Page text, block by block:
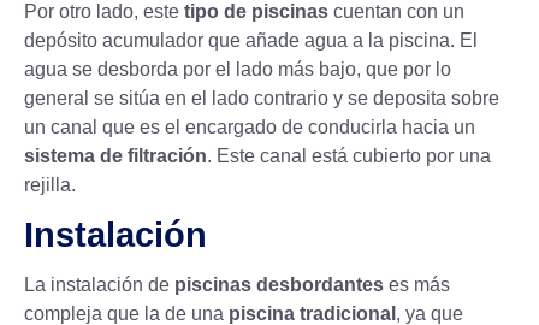
Por otro lado, este tipo de piscinas cuentan con un
depósito acumulador que añade agua a la piscina. El
agua se desborda por el lado más bajo, que por lo
general se sitúa en el lado contrario y se deposita sobre
un canal que es el encargado de conducirla hacia un
sistema de filtración. Este canal está cubierto por una
rejilla.
Instalación
La instalación de piscinas desbordantes es más
compleja que la de una piscina tradicional , ya que